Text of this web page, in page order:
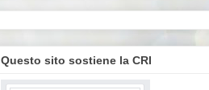
Questo sito sostiene la CRI